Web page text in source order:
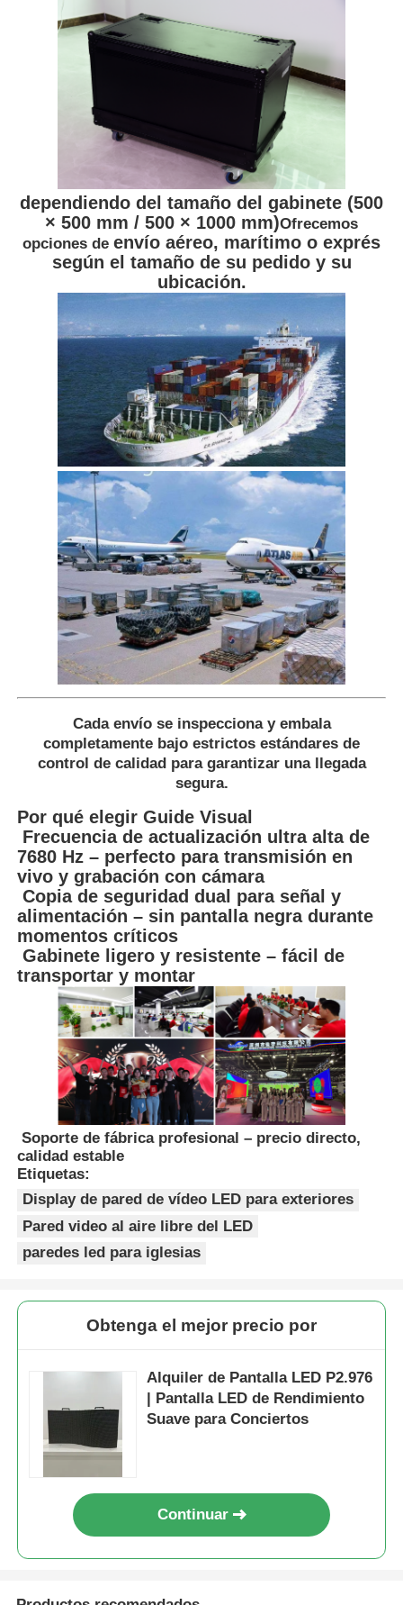
dependiendo del tamaño del gabinete (500
× 500 mm / 500 × 1000 mm)Ofrecemos
opciones de envío aéreo, marítimo o exprés
según el tamaño de su pedido y su
ubicación.
Cada envío se inspecciona y embala
completamente bajo estrictos estándares de
control de calidad para garantizar una llegada
segura.
Por qué elegir Guide Visual
Frecuencia de actualización ultra alta de
7680 Hz – perfecto para transmisión en
vivo y grabación con cámara
Copia de seguridad dual para señal y
alimentación – sin pantalla negra durante
momentos críticos
Gabinete ligero y resistente – fácil de
transportar y montar
Soporte de fábrica profesional – precio directo,
calidad estable
Etiquetas:
Display de pared de vídeo LED para exteriores
Pared video al aire libre del LED
paredes led para iglesias
Obtenga el mejor precio por
Alquiler de Pantalla LED P2.976
| Pantalla LED de Rendimiento
Suave para Conciertos
Continuar